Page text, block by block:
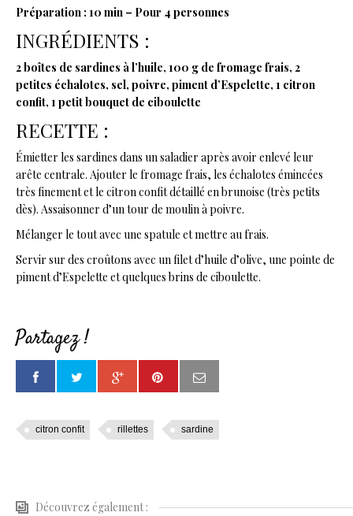
Préparation : 10 min – Pour 4 personnes
INGRÉDIENTS :
2 boîtes de sardines à l’huile, 100 g de fromage frais, 2
petites échalotes, sel, poivre, piment d’Espelette, 1 citron
confit, 1 petit bouquet de ciboulette
RECETTE :
Émietter les sardines dans un saladier après avoir enlevé leur
arête centrale. Ajouter le fromage frais, les échalotes émincées
très finement et le citron confit détaillé en brunoise (très petits
dès). Assaisonner d’un tour de moulin à poivre.
Mélanger le tout avec une spatule et mettre au frais.
Servir sur des croûtons avec un filet d’huile d’olive, une pointe de
piment d’Espelette et quelques brins de ciboulette.
Partagez !
citron confit rillettes sardine
Découvrez également :